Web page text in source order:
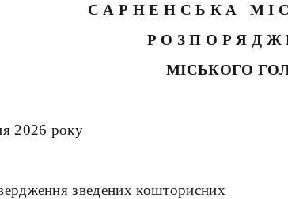
С А Р Н Е Н С Ь К А М І
Р О З П О Р Я Д Ж
МІСЬКОГО
травня 2026
зведених кошторисних